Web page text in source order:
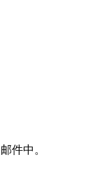
件中。